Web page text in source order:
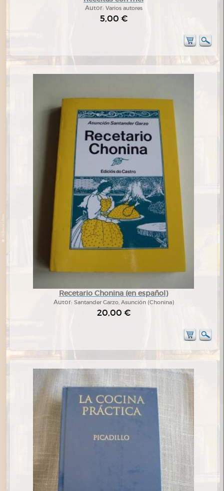
Autor: Varios autores
5,00 €
Recetario Chonina (en español)
Autor: Santander Garzo, Asunción (Chonina)
20,00 €